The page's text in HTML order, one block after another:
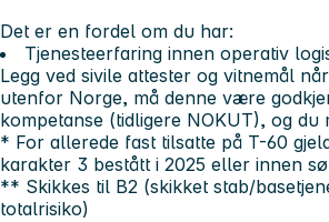
Det er en fordel om du har:
Tjenesteerfaring innen operativ
Legg ved sivile attester og vitnemål
utenfor Norge, må denne være
kompetanse (tidligere NOKUT), og du
* For allerede fast tilsatte på T-60
karakter 3 bestått i 2025 eller innen
** Skikkes til B2 (skikket stab/
totalrisiko)